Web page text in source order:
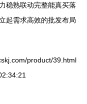
稳熟联动完整能真买落
起需求高效的批发布局
product/39.html